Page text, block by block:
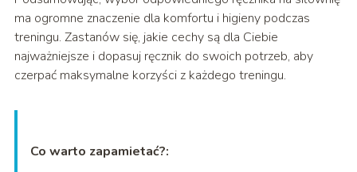
ma ogromne znaczenie dla komfortu i higieny podczas
treningu. Zastanów się, jakie cechy są dla Ciebie
najważniejsze i dopasuj ręcznik do swoich potrzeb, aby
czerpać maksymalne korzyści z każdego treningu.
Co warto zapamietać?: